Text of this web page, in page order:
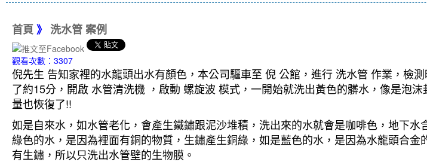
首頁 》 洗水管 案例
觀看次數：3307
倪先生 告知家裡的水龍頭出水有顏色，本公司驅車至 倪 公館，進行 洗水管 作業，檢
了約15分，開啟 水管清洗機 ，啟動 螺旋波 模式，一開始就洗出黃色的髒水，像是泡
量也恢復了!!
如是自來水，如水管老化，會產生鐵鏽跟泥沙堆積，洗出來的水就會是咖啡色，地下
綠色的水，是因為裡面有銅的物質，生鏽產生銅綠，如是藍色的水，是因為水龍頭合
有生鏽，所以只洗出水管壁的生物膜。